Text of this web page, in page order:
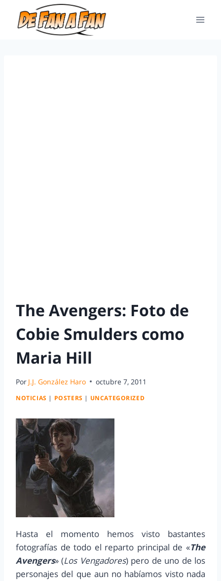
The Avengers: Foto de
Cobie Smulders como
Maria Hill
Por J.J. González Haro octubre 7, 2011
NOTICIAS | POSTERS | UNCATEGORIZED
Hasta el momento hemos visto bastantes
fotografías de todo el reparto principal de «The
Avengers» (Los Vengadores) pero de uno de los
personajes del que aun no habíamos visto nada